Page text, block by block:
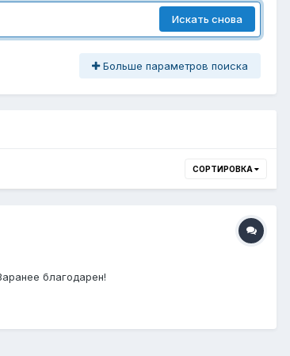
Искать снова
Больше параметров поиска
СОРТИРОВКА
благодарен!